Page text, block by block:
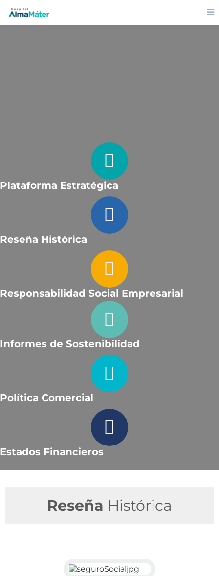
Plataforma Estratégica
Reseña Histórica
Responsabilidad Social Empresarial
Informes de Sostenibilidad
Política Comercial
Estados Financieros
Reseña Histórica